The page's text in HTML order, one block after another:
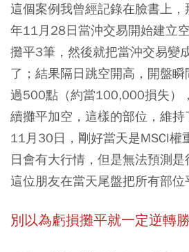
這個案例我曾經記錄在臉書上
年11月28日當沖交易開始建立
攤平3筆，然後就把當沖交易變
了；結果隔日跳空開高，開盤
過500點（約當100,000損失）
續攤平加空，這樣的部位，維
11月30日，剛好當天是MSCI權
日會有大行情，但是無法預測是
這位朋友在當天尾盤把所有部位
別以為虧損攤平就一定逆轉勝